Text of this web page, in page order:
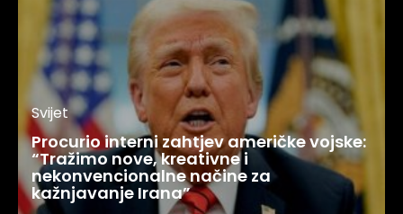
Svijet
Procurio interni zahtjev američke vojske:
“Tražimo nove, kreativne i
nekonvencionalne načine za
kažnjavanje Irana”